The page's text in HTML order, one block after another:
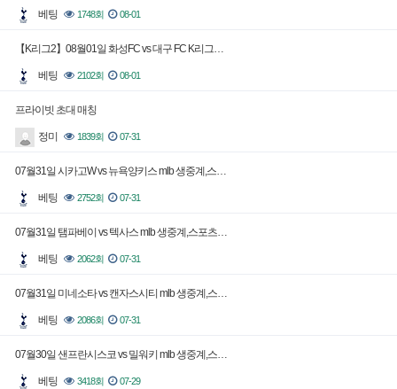
베팅 1748회 08-01
【K리그2】08월01일 화성FC vs 대구 FC K리그…
베팅 2102회 08-01
프라이빗 초대 매칭
정미 1839회 07-31
07월31일 시카고W vs 뉴욕양키스 mlb 생중계,스…
베팅 2752회 07-31
07월31일 탬파베이 vs 텍사스 mlb 생중계,스포츠…
베팅 2062회 07-31
07월31일 미네소타 vs 캔자스시티 mlb 생중계,스…
베팅 2086회 07-31
07월30일 샌프란시스코 vs 밀워키 mlb 생중계,스…
베팅 3418회 07-29